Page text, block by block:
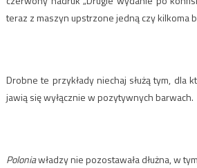
teraz z maszyn upstrzone jedną czy kilkoma
Drobne te przykłady niechaj służą tym, dla
jawią się wyłącznie w pozytywnych barwach.
Poloniawładzy nie pozostawała dłużna, w